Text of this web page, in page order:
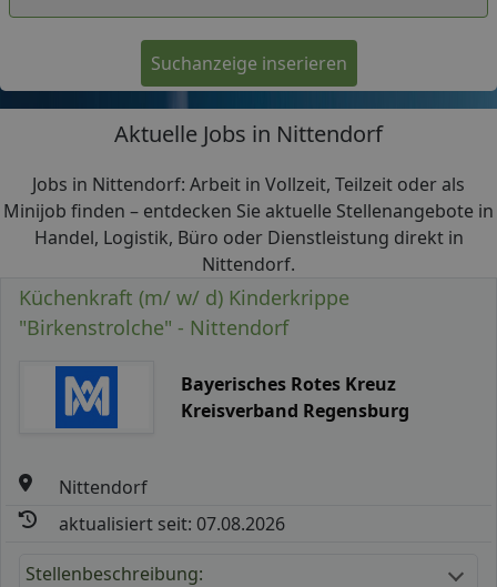
Suchanzeige inserieren
Aktuelle Jobs in Nittendorf
Jobs in Nittendorf: Arbeit in Vollzeit, Teilzeit oder als
Minijob finden – entdecken Sie aktuelle Stellenangebote in
Handel, Logistik, Büro oder Dienstleistung direkt in
Nittendorf.
Küchenkraft (m/ w/ d) Kinderkrippe
"Birkenstrolche" - Nittendorf
Bayerisches Rotes Kreuz
Kreisverband Regensburg
Nittendorf
aktualisiert seit: 07.08.2026
Stellenbeschreibung: